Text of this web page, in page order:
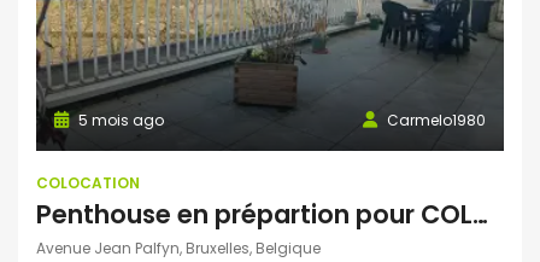
Carmelo1980
5 mois ago
COLOCATION
Penthouse en prépartion pour COLOC
Avenue Jean Palfyn, Bruxelles, Belgique